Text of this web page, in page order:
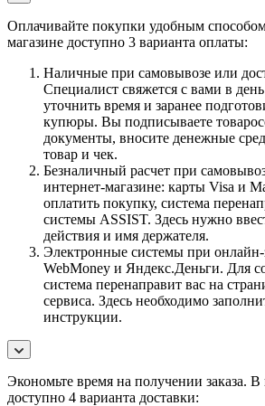
Оплачивайте покупки удобным
магазине доступно 3 варианта оплаты:
Наличные при самовывозе или
Специалист свяжется с вами в
уточнить время и заранее
купюры. Вы подписываете
документы, вносите денежные
товар и чек.
Безналичный расчет при
интернет-магазине: карты Visa и
оплатить покупку, система
системы ASSIST. Здесь нужно
действия и имя держателя.
Электронные системы при онлайн-
WebMoney и Яндекс.Деньги. Для
система перенаправит вас на
сервиса. Здесь необходимо
инструкции.
Экономьте время на получении заказа. В
доступно 4 варианта доставки: